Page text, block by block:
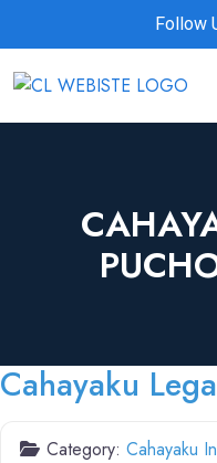
Follow
Cahayaku
Category: Cahayaku